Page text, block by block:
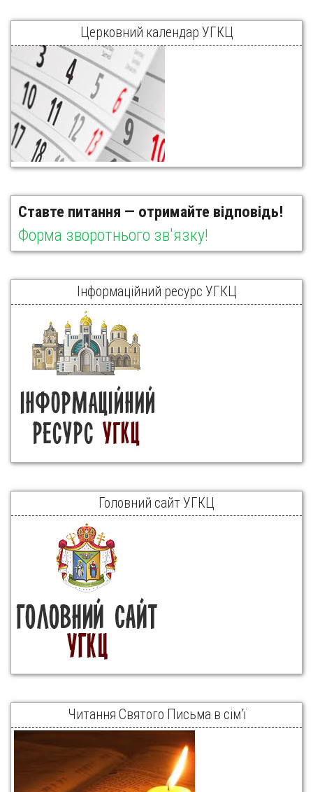
Церковний календар УГКЦ
Ставте питання — отримайте відповідь!
Форма зворотнього зв'язку!
Інформаційний ресурс УГКЦ
Головний сайт УГКЦ
Читання Святого Письма в сім’ї